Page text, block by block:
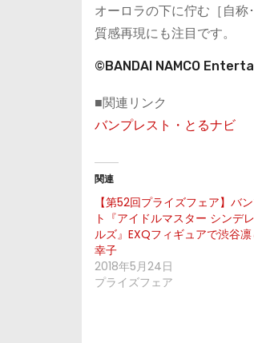
オーロラの下に佇む［自
質感再現にも注目です。
©BANDAI NAMCO
■関連リンク
バンプレスト・とるナビ
関連
【第52回プライズフェア】バ
ト『アイドルマスター シンデ
ルズ』EXQフィギュアで渋谷
幸子
2018年5月24日
プライズフェア